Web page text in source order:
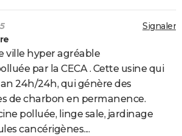
Signaler
ville hyper agréable
par la CECA . Cette usine qui
24h/24h, qui génère des
de charbon en permanence.
polluée, linge sale, jardinage
cancérigènes....